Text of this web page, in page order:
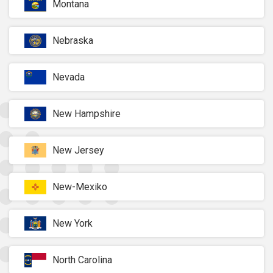
Montana
Nebraska
Nevada
New Hampshire
New Jersey
New-Mexiko
New York
North Carolina